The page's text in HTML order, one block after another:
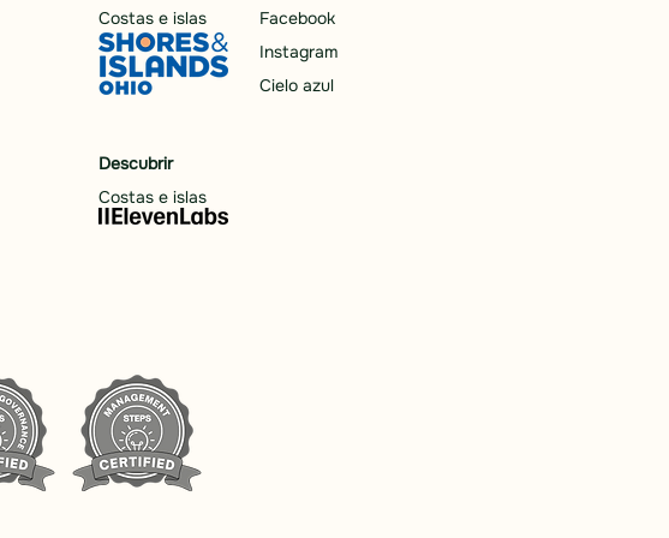
Costas e islas
Facebook
Instagram
Cielo azul
Descubrir
Costas e islas